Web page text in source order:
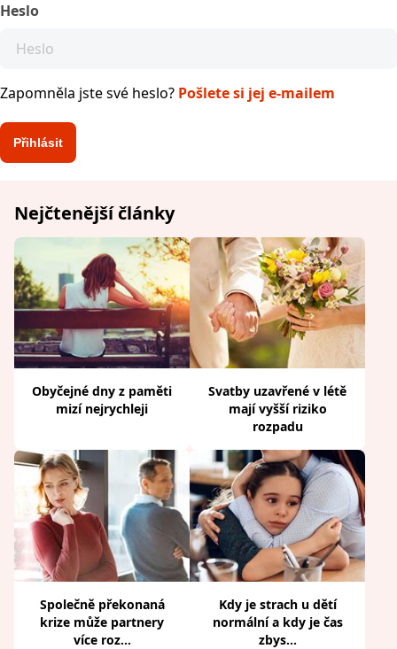
Heslo
Zapomněla jste své heslo? Pošlete si jej e-mailem
Nejčtenější články
Obyčejné dny z paměti
mizí nejrychleji
Svatby uzavřené v létě
mají vyšší riziko
rozpadu
Společně překonaná
krize může partnery
více roz...
Kdy je strach u dětí
normální a kdy je čas
zbys...